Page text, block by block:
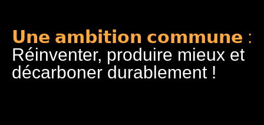
𝗨𝗻𝗲 𝗮𝗺𝗯𝗶𝘁𝗶𝗼𝗻 𝗰𝗼𝗺𝗺𝘂𝗻𝗲 :
Réinventer, produire mieux et
décarboner durablement !